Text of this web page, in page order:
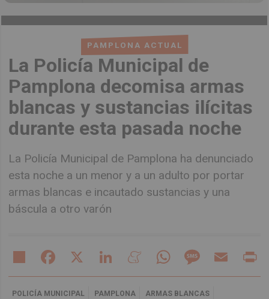
PAMPLONA ACTUAL
La Policía Municipal de
Pamplona decomisa armas
blancas y sustancias ilícitas
durante esta pasada noche
La Policía Municipal de Pamplona ha denunciado
esta noche a un menor y a un adulto por portar
armas blancas e incautado sustancias y una
báscula a otro varón
Share Facebook LinkedIn MeneameWhatsAppMessageEmail
POLICÍA MUNICIPAL PAMPLONA
ARMAS BLANCAS